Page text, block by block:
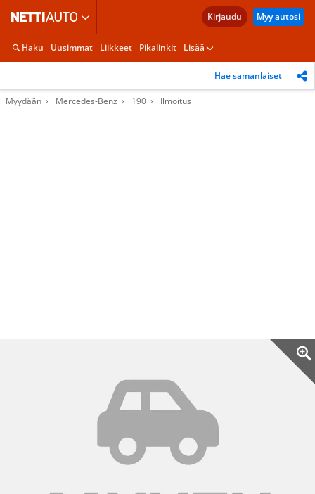
Kirjaudu Myy autosi
Haku Uusimmat Liikkeet Pikalinkit Lisää
Hae samanlaiset
Myydään Mercedes-Benz 190 Ilmoitus